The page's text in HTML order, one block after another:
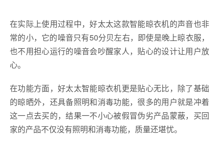
在实际上使用过程中，好太太这款智能晾衣机的声音也非
常的小，它的噪音只有50分贝左右，即使是晚上晾衣服，
也不用担心运行的噪音会吵醒家人，贴心的设计让用户放
心。
在功能方面，好太太智能晾衣机更是贴心无比，除了基础
的晾晒外，还具备照明和消毒功能，很多的用户就是冲着
这一点去买的，结果一不小心被假冒伪劣产品蒙蔽，买回
家的产品不仅没有照明和消毒功能，质量还堪忧。